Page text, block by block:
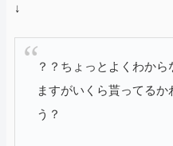
↓
？？ちょっとよくわか
ますがいくら貰ってる
う？